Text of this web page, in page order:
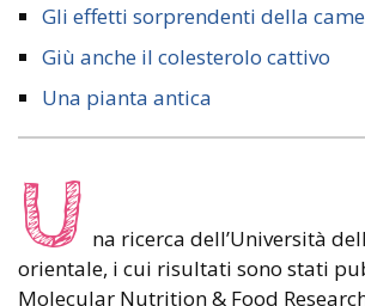
Gli effetti sorprendenti della
Giù anche il colesterolo cattivo
Una pianta antica
U na ricerca dell’Università
orientale, i cui risultati sono stati
Molecular Nutrition & Food